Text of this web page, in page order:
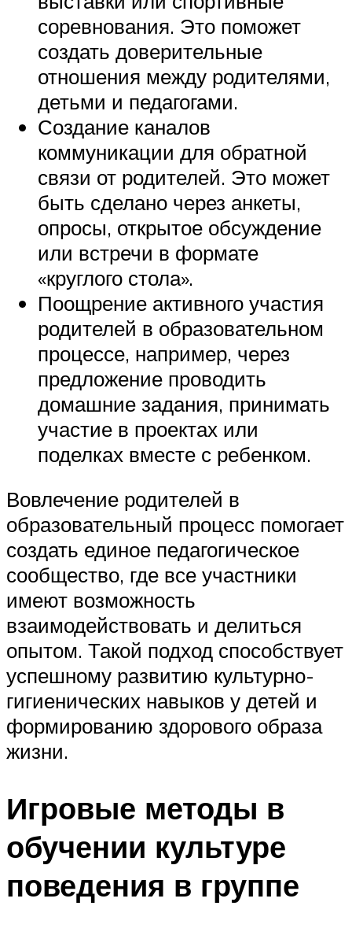
соревнования. Это поможет
создать доверительные
отношения между родителями,
детьми и педагогами.
Создание каналов
коммуникации для обратной
связи от родителей. Это может
быть сделано через анкеты,
опросы, открытое обсуждение
или встречи в формате
«круглого стола».
Поощрение активного участия
родителей в образовательном
процессе, например, через
предложение проводить
домашние задания, принимать
участие в проектах или
поделках вместе с ребенком.
Вовлечение родителей в
образовательный процесс помогает
создать единое педагогическое
сообщество, где все участники
имеют возможность
взаимодействовать и делиться
опытом. Такой подход способствует
успешному развитию культурно-
гигиенических навыков у детей и
формированию здорового образа
жизни.
Игровые методы в
обучении культуре
поведения в группе